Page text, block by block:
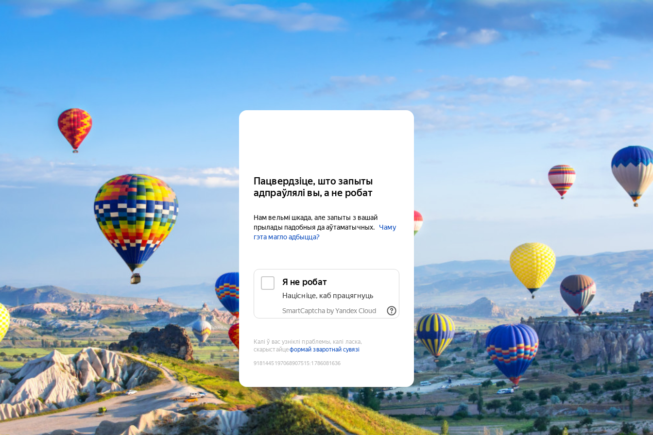
Пацвердзіце, што запыты
адпраўлялі вы, а не робат
Нам вельмі шкада, але запыты з вашай
прылады падобныя да аўтаматычных.
Чаму
гэта магло адбыцца?
Я не робат
Націсніце, каб працягнуць
SmartCaptcha by Yandex Cloud
Калі ў вас узніклі праблемы, калі ласка,
скарыстайцеформай зваротнай сувязі
9181445197068907515:1786081636